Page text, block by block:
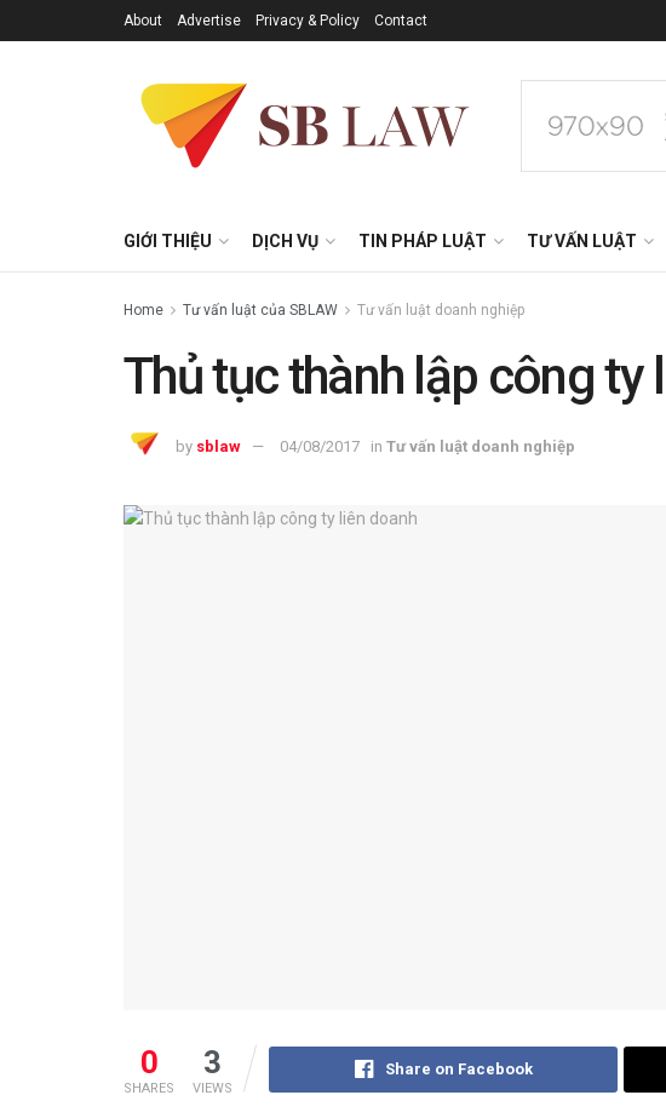
About Advertise Privacy & Policy Contact
GIỚI THIỆU DỊCH VỤ TIN PHÁP LUẬT TƯ VẤN LUẬT
Home Tư vấn luật của SBLAW Tư vấn luật doanh nghiệp
Thủ tục thành lập công ty
by sblaw 04/08/2017 in Tư vấn luật doanh nghiệp
0
SHARES
3
VIEWS
Share on Facebook